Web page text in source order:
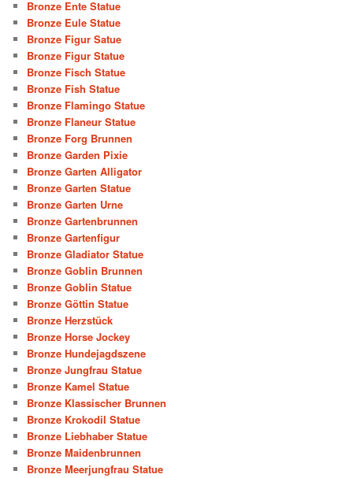
Bronze Ente Statue
Bronze Eule Statue
Bronze Figur Satue
Bronze Figur Statue
Bronze Fisch Statue
Bronze Fish Statue
Bronze Flamingo Statue
Bronze Flaneur Statue
Bronze Forg Brunnen
Bronze Garden Pixie
Bronze Garten Alligator
Bronze Garten Statue
Bronze Garten Urne
Bronze Gartenbrunnen
Bronze Gartenfigur
Bronze Gladiator Statue
Bronze Goblin Brunnen
Bronze Goblin Statue
Bronze Göttin Statue
Bronze Herzstück
Bronze Horse Jockey
Bronze Hundejagdszene
Bronze Jungfrau Statue
Bronze Kamel Statue
Bronze Klassischer Brunnen
Bronze Krokodil Statue
Bronze Liebhaber Statue
Bronze Maidenbrunnen
Bronze Meerjungfrau Statue